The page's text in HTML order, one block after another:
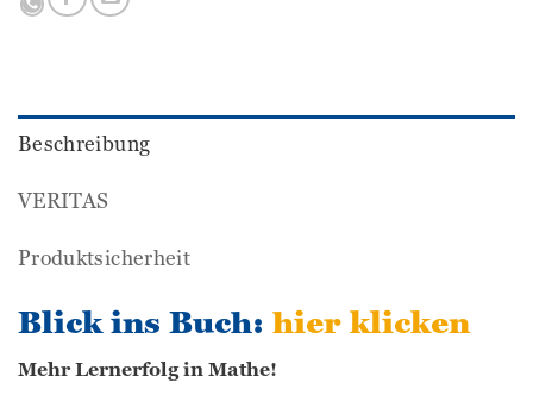
Beschreibung
VERITAS
Produktsicherheit
Blick ins Buch: hier klicken
Mehr Lernerfolg in Mathe!